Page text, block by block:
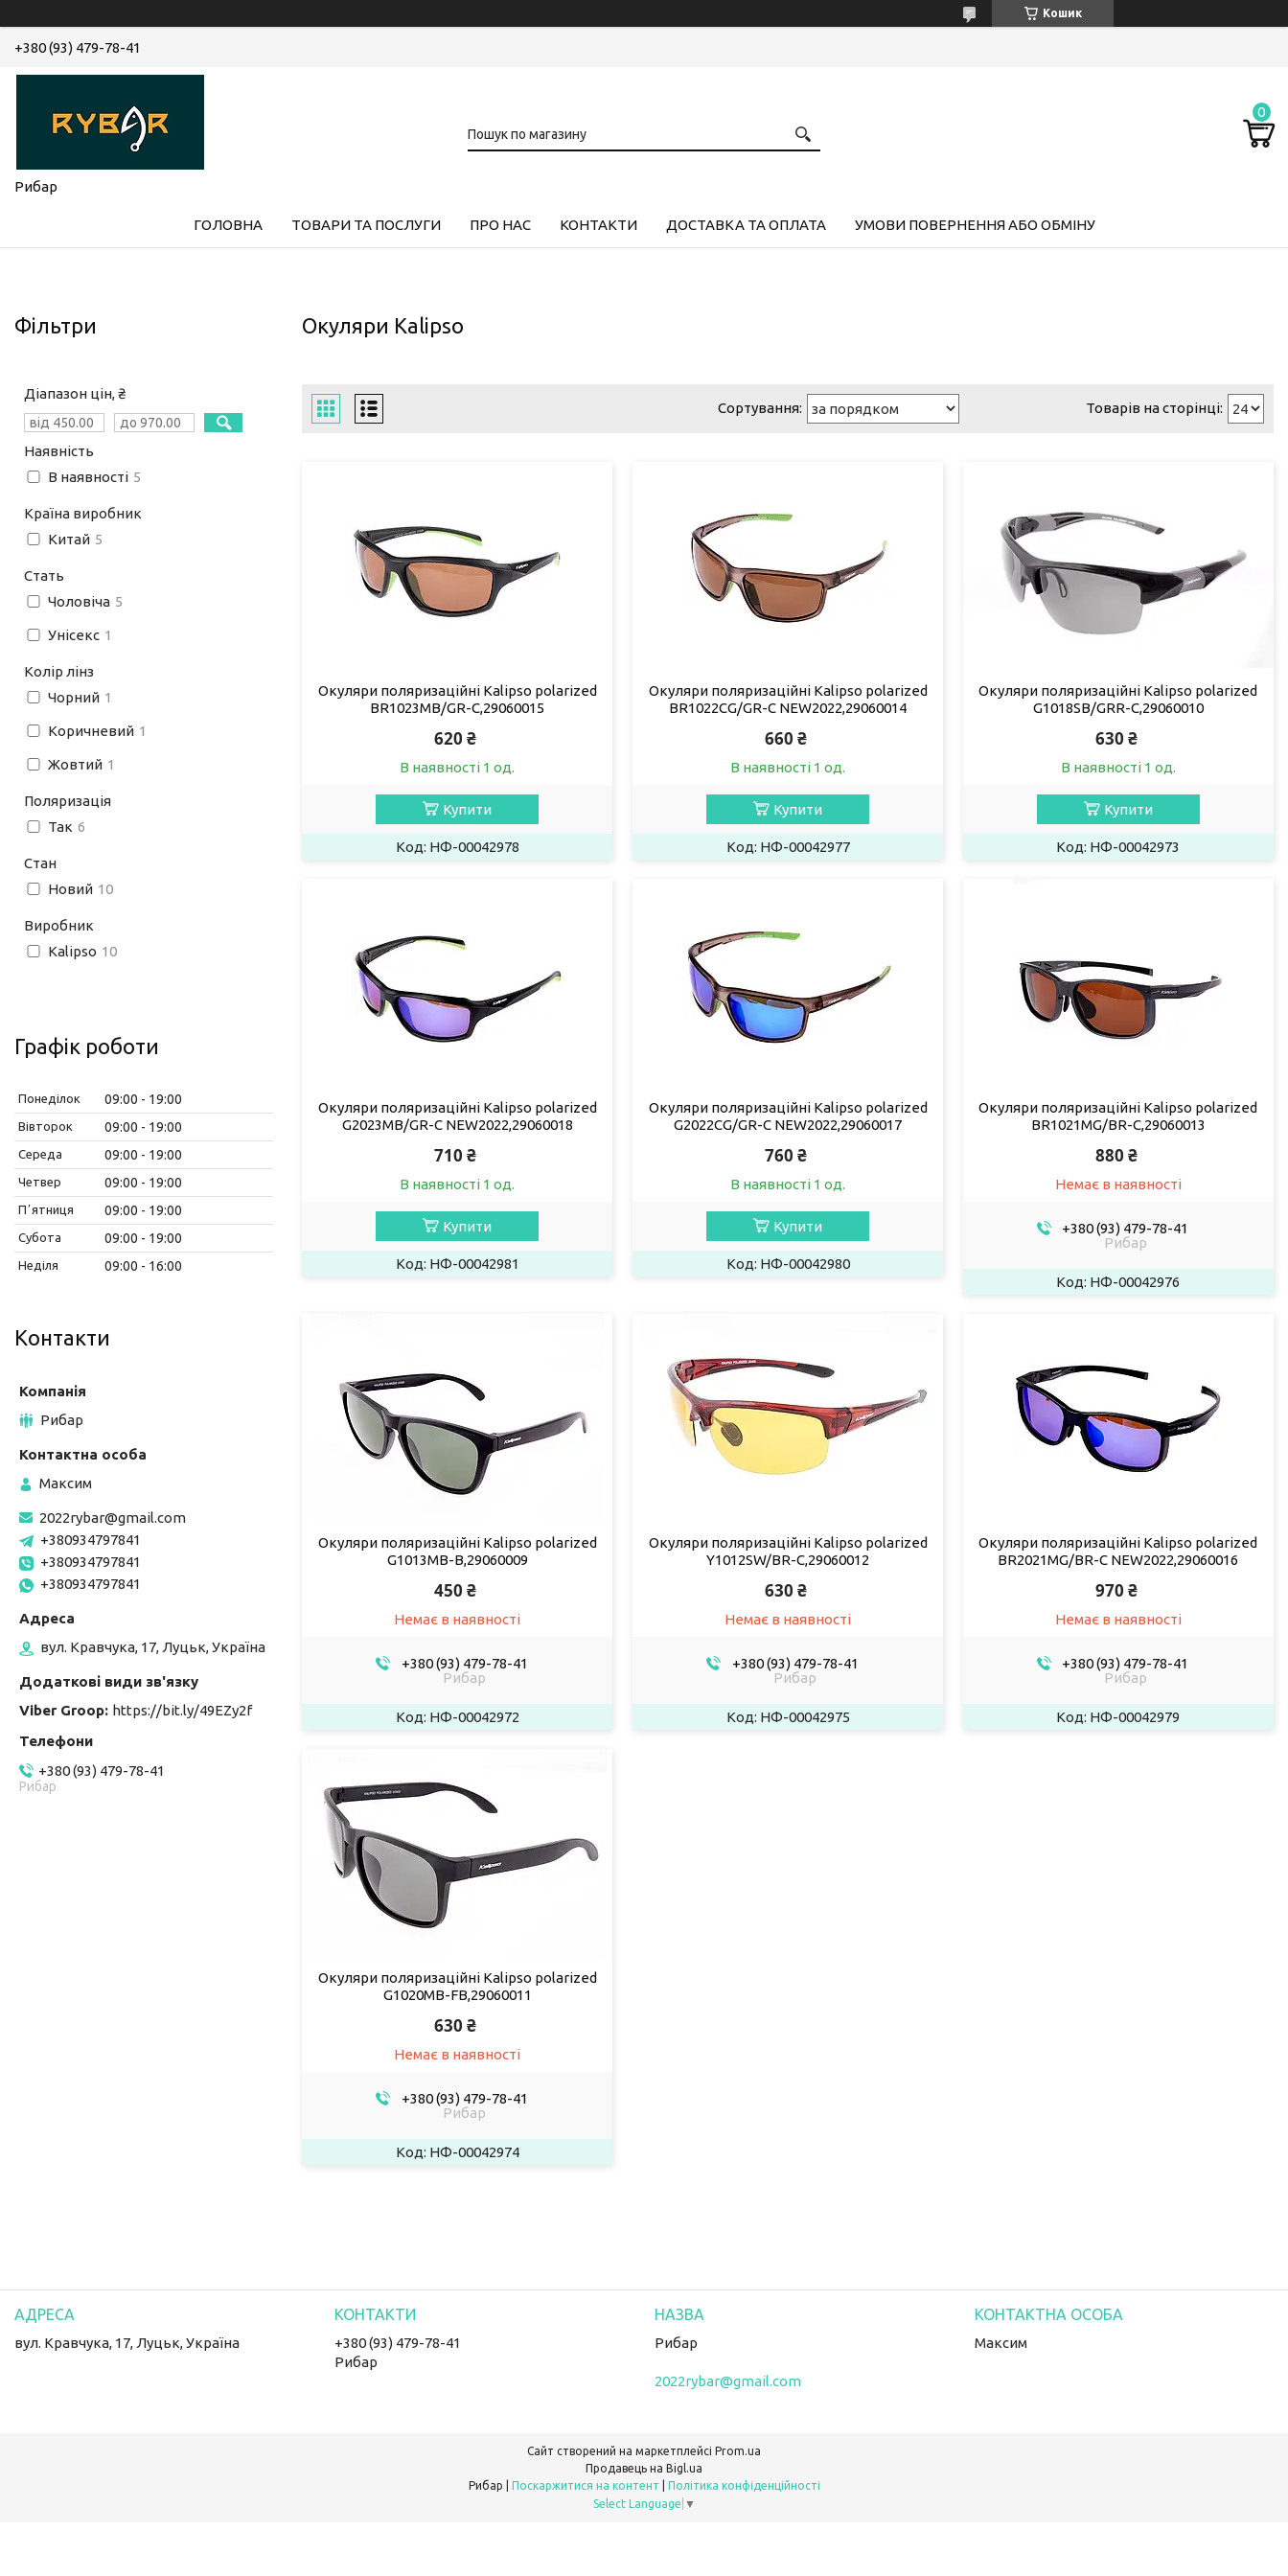
Кошик
+380 (93) 479-78-41
Рибар
ГОЛОВНА ТОВАРИ ТА ПОСЛУГИ ПРО НАС КОНТАКТИ ДОСТАВКА ТА ОПЛАТА УМОВИ ПОВЕРНЕННЯ АБО ОБМІНУ
Окуляри Kalipso
Окуляри поляризаційні Kalipso polarized
BR1023MB/GR-C,29060015
620 ₴
В наявності 1 од.
Купити
НФ-00042978
Окуляри поляризаційні Kalipso polarized
BR1022CG/GR-C NEW2022,29060014
660 ₴
В наявності 1 од.
Купити
НФ-00042977
Окуляри поляризаційні Kalipso polarized
G1018SB/GRR-C,29060010
630 ₴
В наявності 1 од.
Купити
НФ-00042973
Окуляри поляризаційні Kalipso polarized
G2023MB/GR-C NEW2022,29060018
710 ₴
В наявності 1 од.
Купити
НФ-00042981
Окуляри поляризаційні Kalipso polarized
G2022CG/GR-C NEW2022,29060017
760 ₴
В наявності 1 од.
Купити
НФ-00042980
Окуляри поляризаційні Kalipso polarized
BR1021MG/BR-C,29060013
880 ₴
Немає в наявності
+380 (93) 479-78-41
Рибар
НФ-00042976
Окуляри поляризаційні Kalipso polarized
G1013MB-B,29060009
450 ₴
Немає в наявності
+380 (93) 479-78-41
Рибар
НФ-00042972
Окуляри поляризаційні Kalipso polarized
Y1012SW/BR-C,29060012
630 ₴
Немає в наявності
+380 (93) 479-78-41
Рибар
НФ-00042975
Окуляри поляризаційні Kalipso polarized
BR2021MG/BR-C NEW2022,29060016
970 ₴
Немає в наявності
+380 (93) 479-78-41
Рибар
НФ-00042979
Окуляри поляризаційні Kalipso polarized
G1020MB-FB,29060011
630 ₴
Немає в наявності
+380 (93) 479-78-41
Рибар
НФ-00042974
Фільтри
Діапазон цін, ₴
Наявність
В наявності 5
Країна виробник
Китай 5
Стать
Чоловіча 5
Унісекс 1
Колір лінз
Чорний 1
Коричневий 1
Жовтий 1
Поляризація
Так 6
Стан
Новий 10
Виробник
Kalipso 10
Графік роботи
Понеділок 09:00 19:00
Вівторок 09:00 19:00
Середа 09:00 19:00
Четвер 09:00 19:00
Пʼятниця 09:00 19:00
Субота 09:00 19:00
Неділя 09:00 16:00
Контакти
Рибар
Максим
2022rybar@gmail.com
+380934797841
+380934797841
+380934797841
вул. Кравчука, 17, Луцьк, Україна
Viber Groop https://bit.ly/49EZy2f
+380 (93) 479-78-41
Рибар
вул. Кравчука, 17, Луцьк, Україна
+380 (93) 479-78-41
Рибар
Рибар
2022rybar@gmail.com
Максим
Сайт створений на маркетплейсі Prom.ua
Продавець на Bigl.ua
Поскаржитися на контент
Політика конфіденційності
Select Language ▼